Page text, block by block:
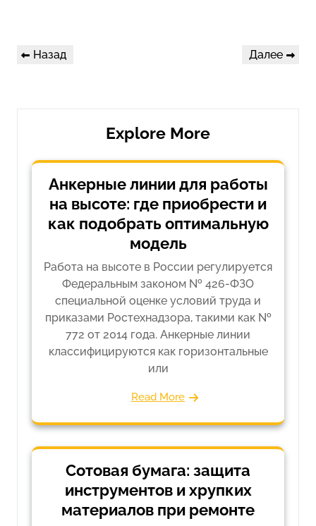
Навигация
Предыдущая
Назад
Следующая
Далее
Explore More
Анкерные линии для работы
на высоте: где приобрести и
как подобрать оптимальную
модель
Работа на высоте в России регулируется
Федеральным законом № 426-ФЗО
специальной оценке условий труда и
приказами Ростехнадзора, такими как №
772 от 2014 года. Анкерные линии
классифицируются как горизонтальные
или
Read More
Сотовая бумага: защита
инструментов и хрупких
материалов при ремонте